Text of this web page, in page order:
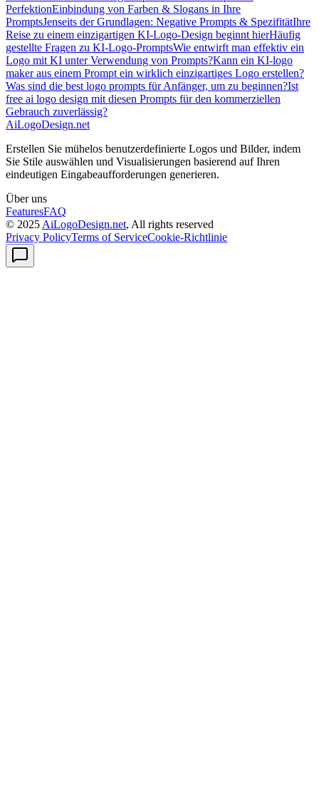
PerfektionEinbindung von Farben & Slogans in Ihre
PromptsJenseits der Grundlagen: Negative Prompts & SpezifitätIhre
Reise zu einem einzigartigen KI-Logo-Design beginnt hierHäufig
gestellte Fragen zu KI-Logo-PromptsWie entwirft man effektiv ein
Logo mit KI unter Verwendung von Prompts?Kann ein KI-logo
maker aus einem Prompt ein wirklich einzigartiges Logo erstellen?
Was sind die best logo prompts für Anfänger, um zu beginnen?Ist
free ai logo design mit diesen Prompts für den kommerziellen
Gebrauch zuverlässig?
AiLogoDesign.net
Erstellen Sie mühelos benutzerdefinierte Logos und Bilder, indem
Sie Stile auswählen und Visualisierungen basierend auf Ihren
eindeutigen Eingabeaufforderungen generieren.
Über uns
FeaturesFAQ
© 2025 AiLogoDesign.net, All rights reserved
Privacy PolicyTerms of ServiceCookie-Richtlinie